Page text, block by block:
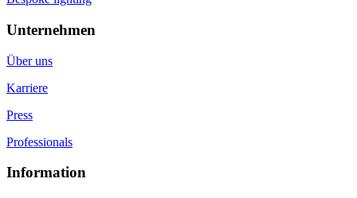
Unternehmen
Über uns
Karriere
Press
Professionals
Information